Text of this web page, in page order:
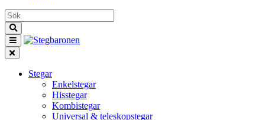
Stegar
Enkelstegar
Hisstegar
Kombistegar
Universal & teleskopstegar